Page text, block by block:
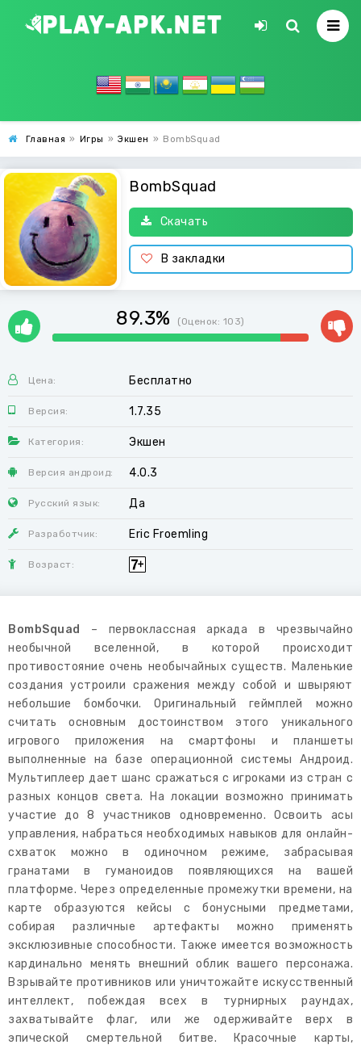
Главная » Игры » Экшен » BombSquad
BombSquad
Скачать
В закладки
89.3% (Оценок: 103)
Цена: Бесплатно
Версия: 1.7.35
Категория: Экшен
Версия андроид: 4.0.3
Русский язык: Да
Разработчик: Eric Froemling
Возраст:
BombSquad
– первоклассная аркада в чрезвычайно
необычной вселенной, в которой происходит
противостояние очень необычайных существ. Маленькие
создания устроили сражения между собой и швыряют
небольшие бомбочки. Оригинальный геймплей можно
считать основным достоинством этого уникального
игрового приложения на смартфоны и планшеты
выполненные на базе операционной системы Андроид.
Мультиплеер дает шанс сражаться с игроками из стран с
разных концов света. На локации возможно принимать
участие до 8 участников одновременно. Освоить асы
управления, набраться необходимых навыков для онлайн-
схваток можно в одиночном режиме, забрасывая
гранатами в гуманоидов появляющихся на вашей
платформе. Через определенные промежутки времени, на
карте образуются кейсы с бонусными предметами,
собирая различные артефакты можно применять
эксклюзивные способности. Также имеется возможность
кардинально менять внешний облик вашего персонажа.
Взрывайте противников или уничтожайте искусственный
интеллект, побеждая всех в турнирных раундах,
захватывайте флаг, или же одерживайте верх в
эпической смертельной битве. Красочные карты,